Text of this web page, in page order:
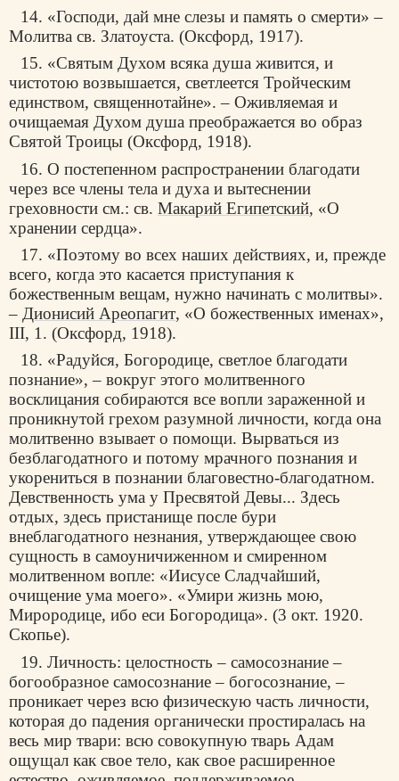
14. «Господи, дай мне слезы и память о смерти» –
Молитва св. Златоуста. (Оксфорд, 1917).
15. «Святым Духом всяка душа живится, и
чистотою возвышается, светлеется Тройческим
единством, священнотайне». – Оживляемая и
очищаемая Духом душа преображается во образ
Святой Троицы (Оксфорд, 1918).
16. О постепенном распространении благодати
через все члены тела и духа и вытеснении
греховности см.: св. Макарий Египетский, «О
хранении сердца».
17. «Поэтому во всех наших действиях, и, прежде
всего, когда это касается приступания к
божественным вещам, нужно начинать с молитвы».
– Дионисий Ареопагит, «О божественных именах»,
III, 1. (Оксфорд, 1918).
18. «Радуйся, Богородице, светлое благодати
познание», – вокруг этого молитвенного
восклицания собираются все вопли зараженной и
проникнутой грехом разумной личности, когда она
молитвенно взывает о помощи. Вырваться из
безблагодатного и потому мрачного познания и
укорениться в познании благовестно-благодатном.
Девственность ума у Пресвятой Девы... Здесь
отдых, здесь пристанище после бури
внеблагодатного незнания, утверждающее свою
сущность в самоуничиженном и смиренном
молитвенном вопле: «Иисусе Сладчайший,
очищение ума моего». «Умири жизнь мою,
Мирородице, ибо еси Богородица». (3 окт. 1920.
Скопье).
19. Личность: целостность – самосознание –
богообразное самосознание – богосознание, –
проникает через всю физическую часть личности,
которая до падения органически простиралась на
весь мир твари: всю совокупную тварь Адам
ощущал как свое тело, как свое расширенное